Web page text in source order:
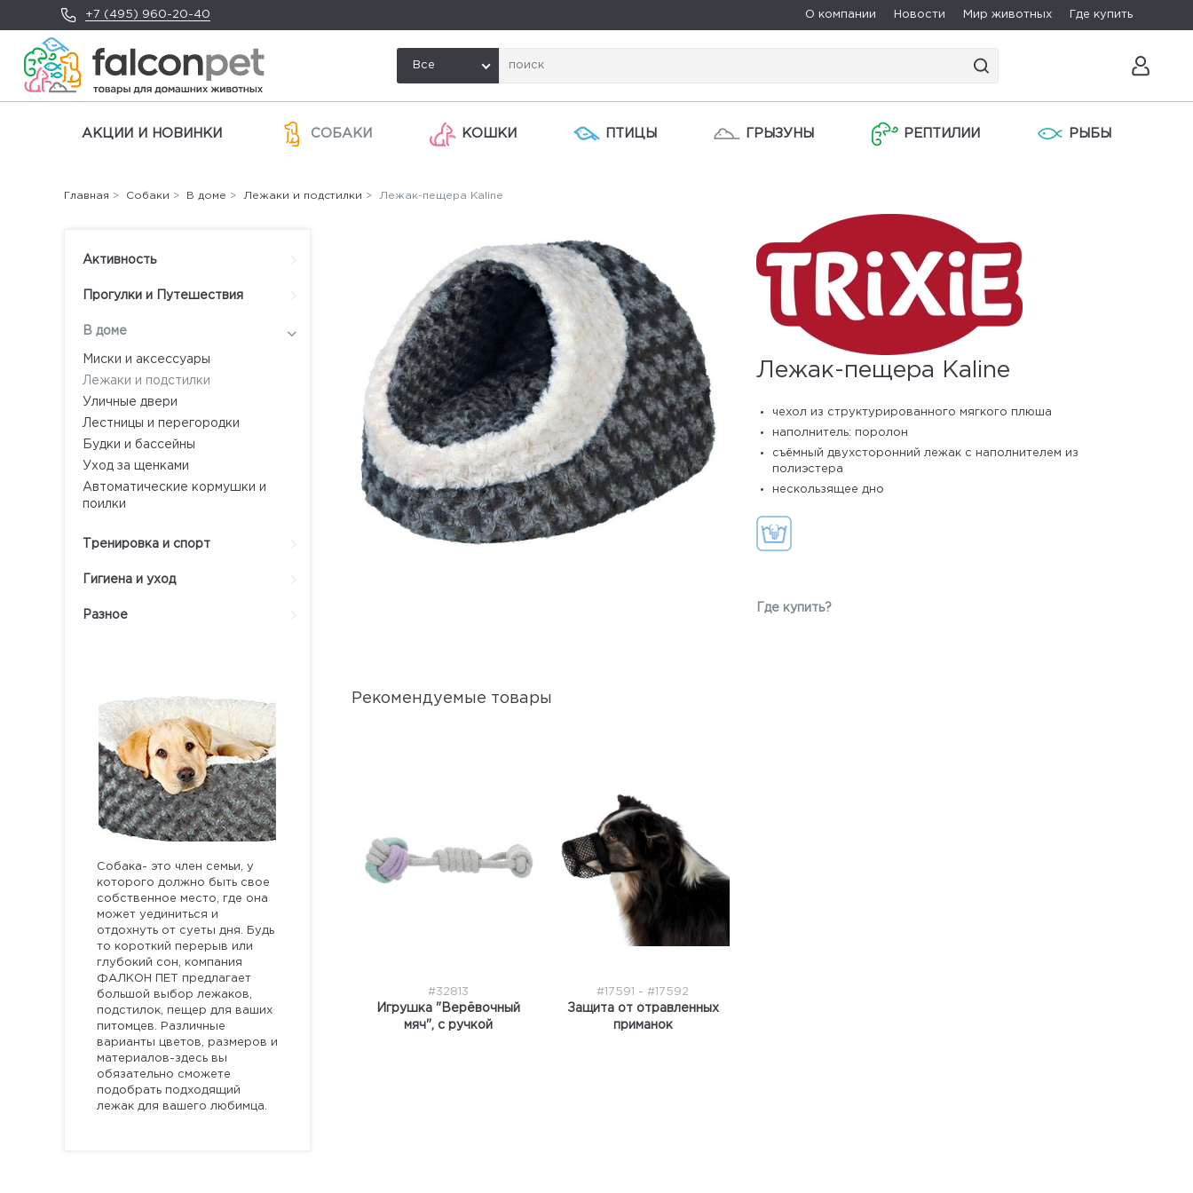
+7 (495) 960-20-40 О компании Новости Мир животных Где купить
Все
АКЦИИ И НОВИНКИ СОБАКИ КОШКИ ПТИЦЫ ГРЫЗУНЫ РЕПТИЛИИ РЫБЫ
Активность
Прогулки и Путешествия
В доме
Миски и аксессуары
Лежаки и подстилки
Уличные двери
Лестницы и перегородки
Будки и бассейны
Уход за щенками
Автоматические кормушки и
поилки
Тренировка и спорт
Гигиена и уход
Разное
Собака- это член семьи, у
которого должно быть свое
собственное место, где она
может уединиться и
отдохнуть от суеты дня. Будь
то короткий перерыв или
глубокий сон, компания
ФАЛКОН ПЕТ предлагает
большой выбор лежаков,
подстилок, пещер для ваших
питомцев. Различные
варианты цветов, размеров и
материалов-здесь вы
обязательно сможете
подобрать подходящий
лежак для вашего любимца.
Главная > Собаки > В доме > Лежаки и подстилки > Лежак-пещера Kaline
Лежак-пещера Kaline
чехол из структурированного мягкого плюша
наполнитель: поролон
съёмный двухсторонний лежак с наполнителем из
полиэстера
нескользящее дно
Где купить?
Рекомендуемые товары
#32813
Игрушка "Верёвочный
мяч", с ручкой
#17591 - #17592
Защита от отравленных
приманок